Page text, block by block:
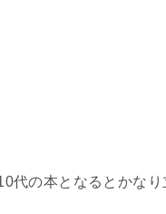
代の本となるとかな